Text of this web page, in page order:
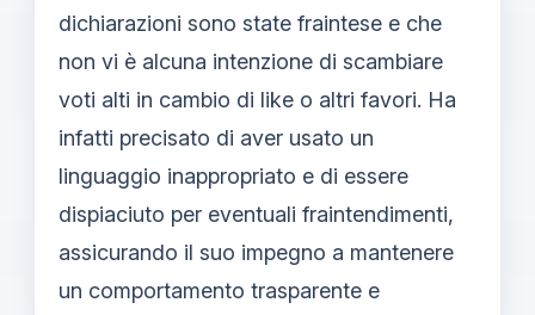
dichiarazioni sono state fraintese e che
non vi è alcuna intenzione di scambiare
voti alti in cambio di like o altri favori. Ha
infatti precisato di aver usato un
linguaggio inappropriato e di essere
dispiaciuto per eventuali fraintendimenti,
assicurando il suo impegno a mantenere
un comportamento trasparente e